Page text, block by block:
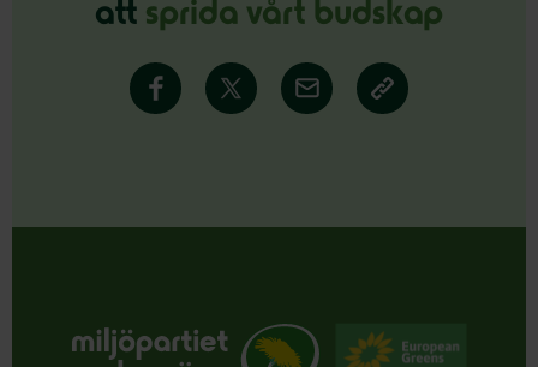
att sprida vårt budskap